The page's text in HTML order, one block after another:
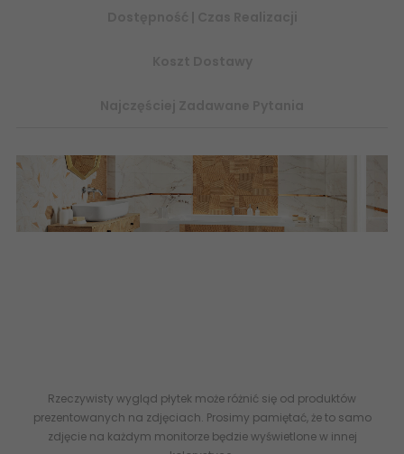
Rzeczywisty wygląd płytek może różnić się od produktów
prezentowanych na zdjęciach. Prosimy pamiętać, że to samo
zdjęcie na każdym monitorze będzie wyświetlone w innej